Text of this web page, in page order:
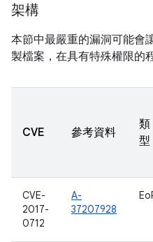
架構
本節中最嚴重的漏洞可能會
製檔案，在具有特殊權限的
CVE 參考資料
類
型
CVE-
2017-
0712
A-
37207928